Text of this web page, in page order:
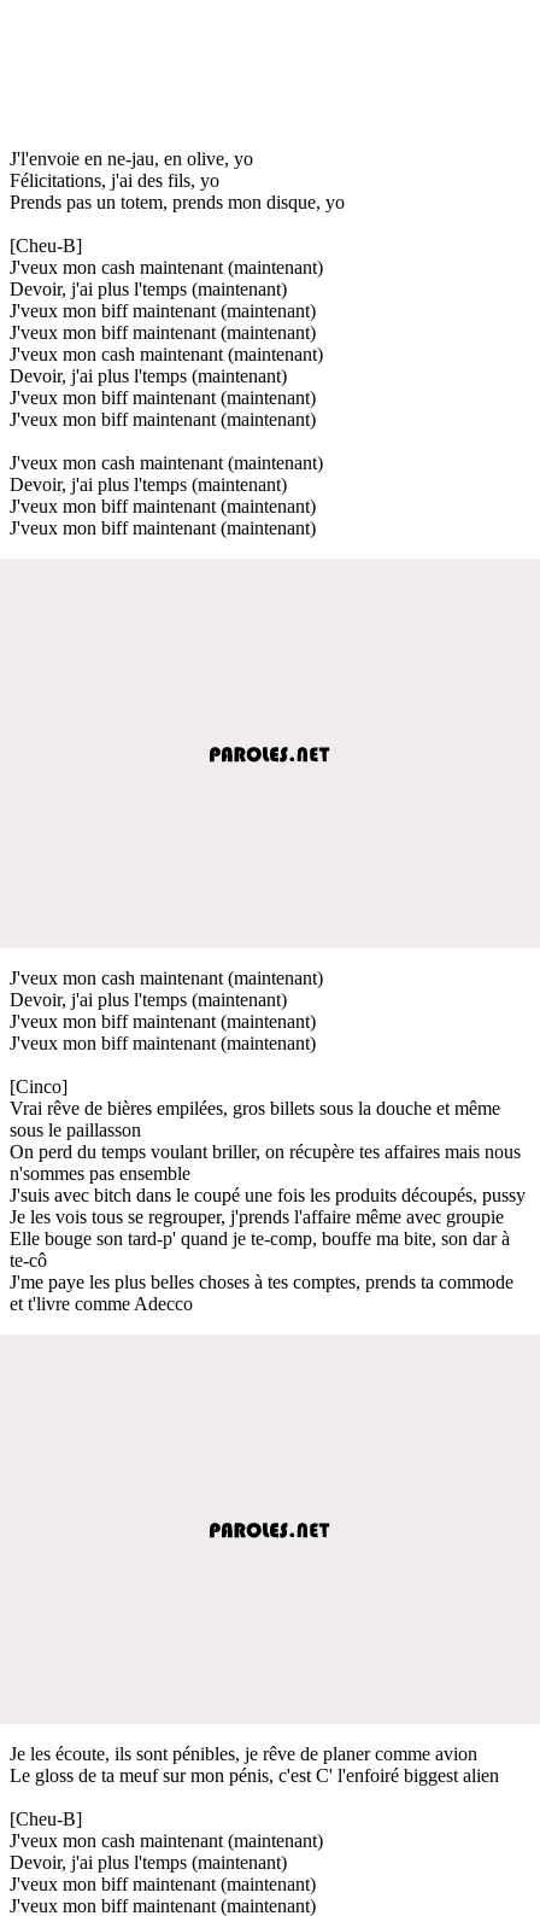
J'l'envoie en ne-jau, en olive, yo
Félicitations, j'ai des fils, yo
Prends pas un totem, prends mon disque, yo
[Cheu-B]
J'veux mon cash maintenant (maintenant)
Devoir, j'ai plus l'temps (maintenant)
J'veux mon biff maintenant (maintenant)
J'veux mon biff maintenant (maintenant)
J'veux mon cash maintenant (maintenant)
Devoir, j'ai plus l'temps (maintenant)
J'veux mon biff maintenant (maintenant)
J'veux mon biff maintenant (maintenant)
J'veux mon cash maintenant (maintenant)
Devoir, j'ai plus l'temps (maintenant)
J'veux mon biff maintenant (maintenant)
J'veux mon biff maintenant (maintenant)
J'veux mon cash maintenant (maintenant)
Devoir, j'ai plus l'temps (maintenant)
J'veux mon biff maintenant (maintenant)
J'veux mon biff maintenant (maintenant)
[Cinco]
Vrai rêve de bières empilées, gros billets sous la douche et même
sous le paillasson
On perd du temps voulant briller, on récupère tes affaires mais nous
n'sommes pas ensemble
J'suis avec bitch dans le coupé une fois les produits découpés, pussy
Je les vois tous se regrouper, j'prends l'affaire même avec groupie
Elle bouge son tard-p' quand je te-comp, bouffe ma bite, son dar à
te-cô
J'me paye les plus belles choses à tes comptes, prends ta commode
et t'livre comme Adecco
Je les écoute, ils sont pénibles, je rêve de planer comme avion
Le gloss de ta meuf sur mon pénis, c'est C' l'enfoiré biggest alien
[Cheu-B]
J'veux mon cash maintenant (maintenant)
Devoir, j'ai plus l'temps (maintenant)
J'veux mon biff maintenant (maintenant)
J'veux mon biff maintenant (maintenant)